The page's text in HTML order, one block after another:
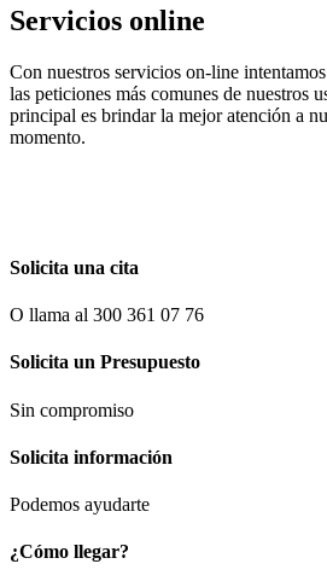
Servicios online
Con nuestros servicios on-line
las peticiones más comunes de nuestros
principal es brindar la mejor atención a
momento.
Solicita una cita
O llama al 300 361 07 76
Solicita un Presupuesto
Sin compromiso
Solicita información
Podemos ayudarte
¿Cómo llegar?